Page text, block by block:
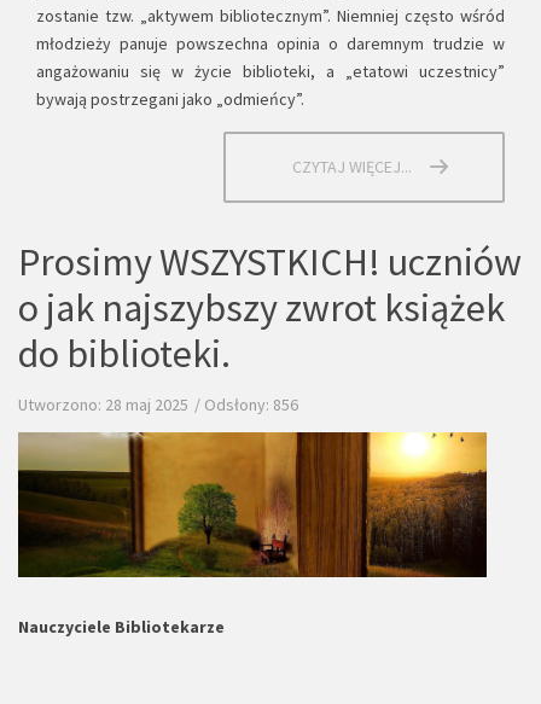
zostanie tzw. „aktywem bibliotecznym”. Niemniej często wśród
młodzieży panuje powszechna opinia o daremnym trudzie w
angażowaniu się w życie biblioteki, a „etatowi uczestnicy”
bywają postrzegani jako „odmieńcy”.
CZYTAJ WIĘCEJ...
Prosimy WSZYSTKICH! uczniów
o jak najszybszy zwrot książek
do biblioteki.
Utworzono: 28 maj 2025 Odsłony: 856
Nauczyciele Bibliotekarze